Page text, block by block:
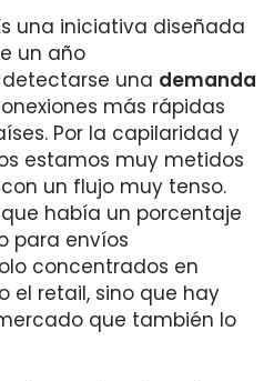
una iniciativa diseñada
un año
una demanda
más rápidas
Por la capilaridad y
estamos muy metidos
un flujo muy tenso.
había un porcentaje
para envíos
concentrados en
el retail, sino que hay
que también lo